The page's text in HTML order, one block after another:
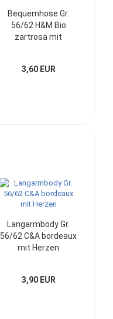
Bequemhose Gr.
56/62 H&M Bio
zartrosa mit
3,60 EUR
Langarmbody Gr.
56/62 C&A bordeaux
mit Herzen
3,90 EUR